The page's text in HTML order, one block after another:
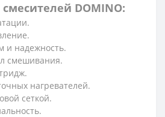
DOMINO:
и надежность.
смешивания.
нагревателей.
сеткой.